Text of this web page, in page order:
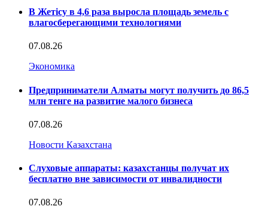
В Жетісу в 4,6 раза выросла площадь земель с
влагосберегающими технологиями
07.08.26
Экономика
Предприниматели Алматы могут получить до 86,5
млн тенге на развитие малого бизнеса
07.08.26
Новости Казахстана
Слуховые аппараты: казахстанцы получат их
бесплатно вне зависимости от инвалидности
07.08.26